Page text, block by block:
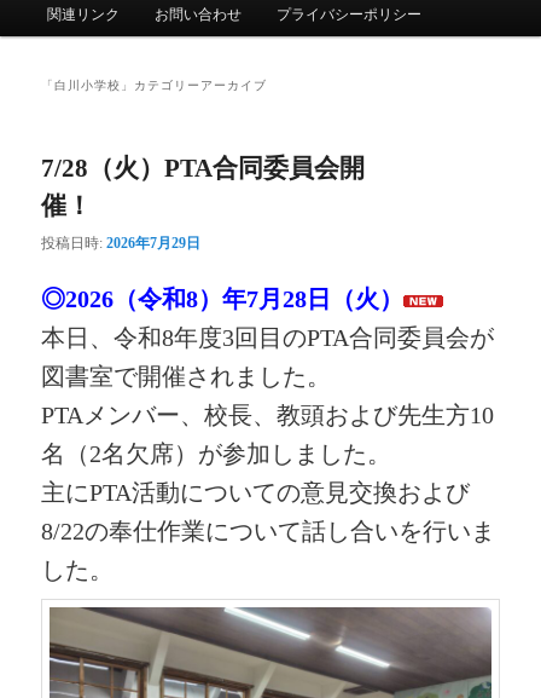
メ
関連リンク お問い合わせ プライバシーポリシー
「白川小学校 」カテゴリーアーカイブ
7/28（火）PTA合同委員会開
催！
投稿日時:2026年7月29日
◎2026（令和8）年7月28日（火）
本日、令和8年度3回目のPTA合同委員会が
図書室で開催されました。
PTAメンバー、校長、教頭および先生方10
名（2名欠席）が参加しました。
主にPTA活動についての意見交換および
8/22の奉仕作業について話し合いを行いま
した。